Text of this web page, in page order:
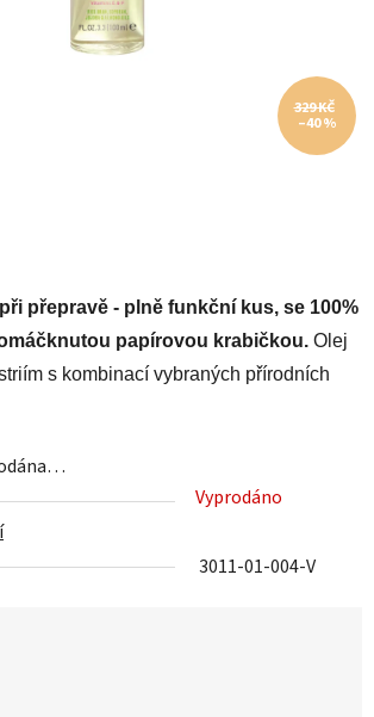
přepravě - plně funkční kus, se 100%
papírovou krabičkou. Olej
s kombinací vybraných přírodních
Vyprodáno
3011-01-004-V
329 KČ
–40 %